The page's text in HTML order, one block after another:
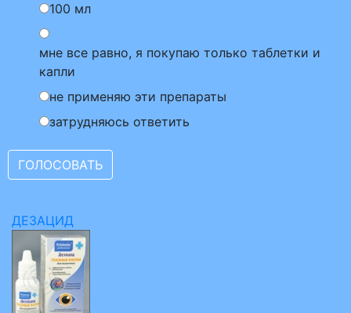
100 мл
мне все равно, я покупаю только таблетки и
капли
не применяю эти препараты
затрудняюсь ответить
ДЕЗАЦИД